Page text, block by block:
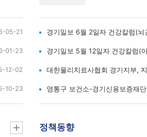
05-21
01-23
12-02
10-23
경기일보 6월 2일자 건강칼럼(뇌
경기일보 5월 12일자 건강칼럼(
대한물리치료사협회 경기지부, 지역사
영통구 보건소-경기신용보증재
정책동향